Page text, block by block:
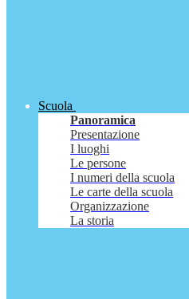
Scuola
Panoramica
Presentazione
I luoghi
Le persone
I numeri della scuola
Le carte della scuola
Organizzazione
La storia